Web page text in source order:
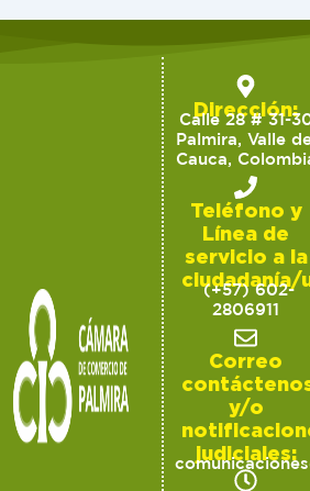
Dirección:
Calle 28 # 31-
Palmira, Valle
Cauca,
Teléfono y
Línea de
servicio a la
ciudadanía/
(+57) 602-
2806911
Correo
y/o
judiciales: